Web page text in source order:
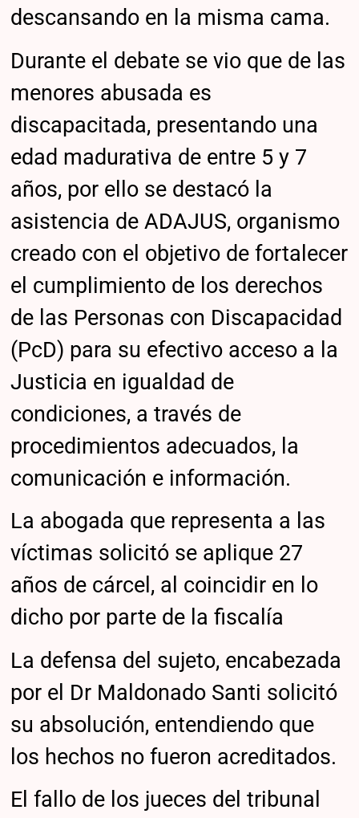
descansando en la misma cama.
Durante el debate se vio que de las
menores abusada es
discapacitada, presentando una
edad madurativa de entre 5 y 7
años, por ello se destacó la
asistencia de ADAJUS, organismo
creado con el objetivo de fortalecer
el cumplimiento de los derechos
de las Personas con Discapacidad
(PcD) para su efectivo acceso a la
Justicia en igualdad de
condiciones, a través de
procedimientos adecuados, la
comunicación e información.
La abogada que representa a las
víctimas solicitó se aplique 27
años de cárcel, al coincidir en lo
dicho por parte de la fiscalía
La defensa del sujeto, encabezada
por el Dr Maldonado Santi solicitó
su absolución, entendiendo que
los hechos no fueron acreditados.
El fallo de los jueces del tribunal